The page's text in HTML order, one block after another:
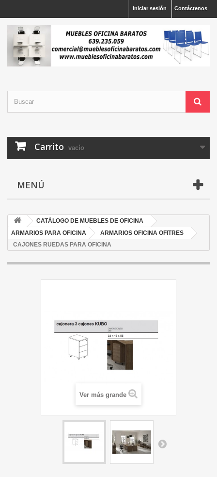
Contáctenos
Iniciar sesión
Carrito vacío
MENÚ
CATÁLOGO DE MUEBLES DE OFICINA
ARMARIOS PARA OFICINA
ARMARIOS OFICINA OFITRES
CAJONES RUEDAS PARA OFICINA
Ver más grande